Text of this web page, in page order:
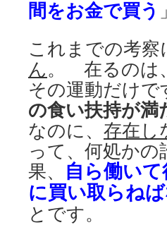
間をお金で買う
これまでの考察
ん 。 在るのは
その運動だけ
の食い扶持が満
なのに、 存在し
って、何処かの
果、
自ら働い
に買い取らね
とです。